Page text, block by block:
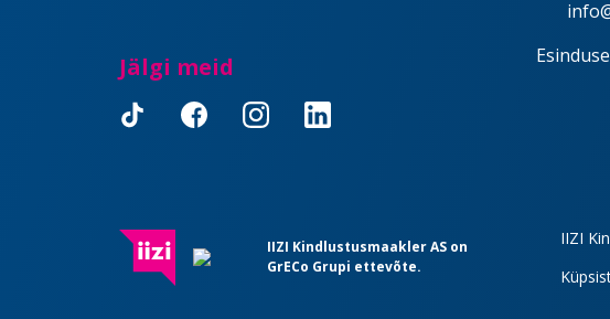
Jälgi meid
IIZI Kindlustusmaakler AS on
GrECo Grupi ettevõte.
IIZI